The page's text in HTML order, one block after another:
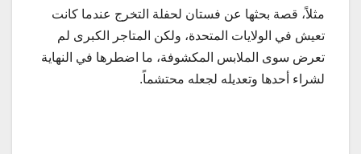
مثلاً، قصة بحثها عن فستان لحفلة التخرج عندما كانت
تعيش في الولايات المتحدة، ولكن المتاجر الكبرى لم
تعرض سوى الملابس المكشوفة، ما اضطرها في النهاية
لشراء أحدها وتعديله لجعله محتشماً.